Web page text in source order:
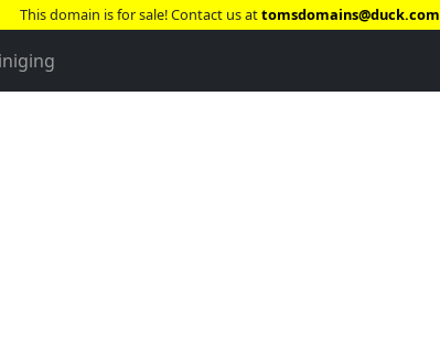
This domain is for sale! Contact us attomsdomains@duck.com